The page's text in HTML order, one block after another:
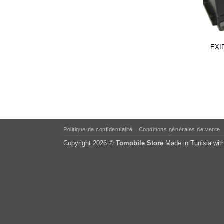
Politique de confidentialité Conditions générales de vente
Copyright 2026 © Tomobile Store Made in Tunisia